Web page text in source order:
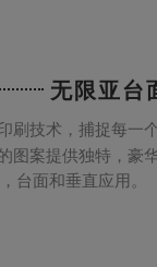
无限亚台
刷技术，捕捉每一
图案提供独特，豪
台面和垂直应用。